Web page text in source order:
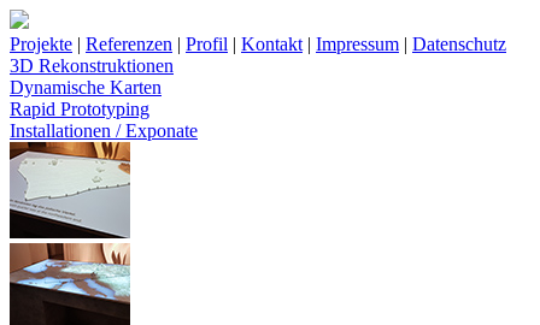
Projekte | Referenzen | Profil | Kontakt | Impressum | Datenschutz
3D Rekonstruktionen
Dynamische Karten
Rapid Prototyping
Installationen / Exponate